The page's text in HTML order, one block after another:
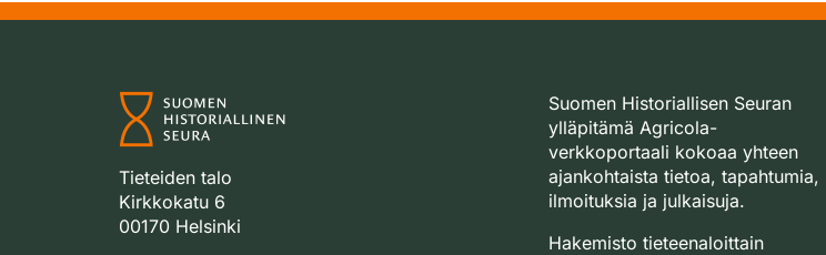
Tieteiden talo
Kirkkokatu 6
00170 Helsinki
Suomen Historiallisen Seuran
ylläpitämä Agricola-
verkkoportaali kokoaa yhteen
ajankohtaista tietoa, tapahtumia,
ilmoituksia ja julkaisuja.
Hakemisto tieteenaloittain